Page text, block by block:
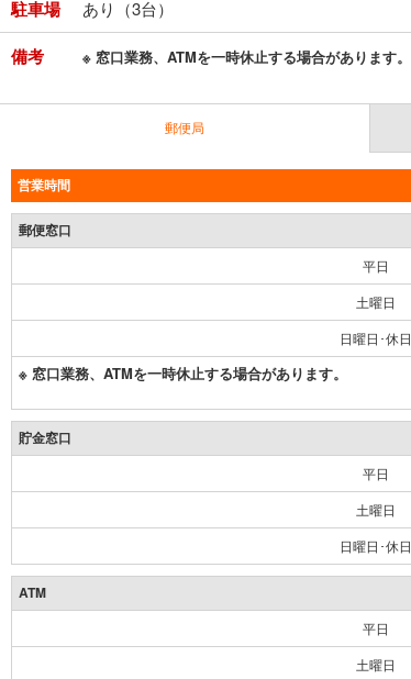
駐車場 あり（3台）
備考 ※ 窓口業務、ATMを一時休止する場合があります。
郵便局
営業時間
郵便窓口
平日
土曜日
日曜日･休日
※ 窓口業務、ATMを一時休止する場合があります。
貯金窓口
平日
土曜日
日曜日･休日
ATM
平日
土曜日